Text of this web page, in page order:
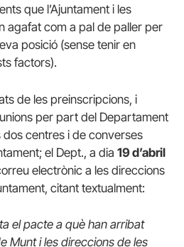
que l’Ajuntament i les
agafat com a pal de paller per
posició (sense tenir en
factors).
de les preinscripcions, i
per part del Departament
centres i de converses
el Dept., a dia 19 d’abril
electrònic a les direccions
citant textualment:
el pacte a què han arribat
Munt i les direccions de les